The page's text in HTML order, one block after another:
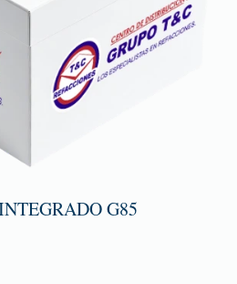
G85